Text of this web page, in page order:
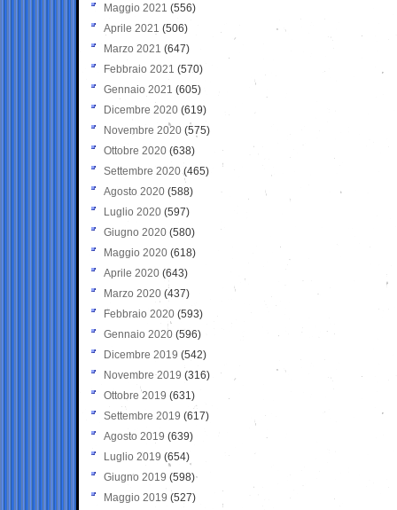
Maggio 2021 (556)
Aprile 2021 (506)
Marzo 2021 (647)
Febbraio 2021 (570)
Gennaio 2021 (605)
Dicembre 2020 (619)
Novembre 2020 (575)
Ottobre 2020 (638)
Settembre 2020(465)
Agosto 2020 (588)
Luglio 2020 (597)
Giugno 2020 (580)
Maggio 2020 (618)
Aprile 2020 (643)
Marzo 2020 (437)
Febbraio 2020 (593)
Gennaio 2020 (596)
Dicembre 2019 (542)
Novembre 2019 (316)
Ottobre 2019 (631)
Settembre 2019 (617)
Agosto 2019 (639)
Luglio 2019 (654)
Giugno 2019 (598)
Maggio 2019 (527)